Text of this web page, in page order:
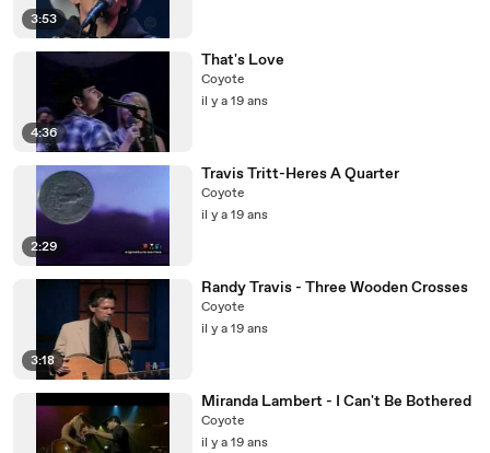
3:53
4:36
That's Love
Coyote
il y a 19 ans
2:29
Travis Tritt-Heres A Quarter
Coyote
il y a 19 ans
3:18
Randy Travis - Three Wooden Crosses
Coyote
il y a 19 ans
Miranda Lambert - I Can't Be Bothered
Coyote
il y a 19 ans